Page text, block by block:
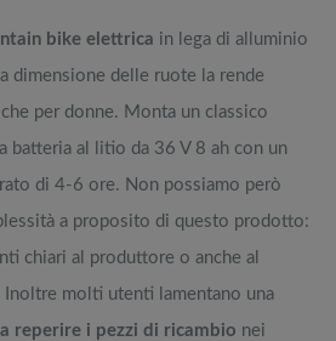
bike elettrica in lega di alluminio
dimensione delle ruote la rende
per donne. Monta un classico
batteria al litio da 36 V 8 ah con un
di 4-6 ore. Non possiamo però
a proposito di questo prodotto:
chiari al produttore o anche al
Inoltre molti utenti lamentano una
reperire i pezzi di ricambio nei